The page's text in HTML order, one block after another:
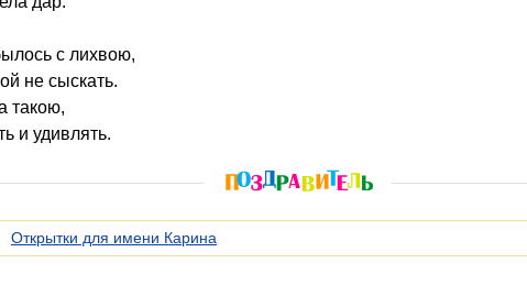
с лихвою,
не сыскать.
такою,
и удивлять.
Открытки для имени Карина